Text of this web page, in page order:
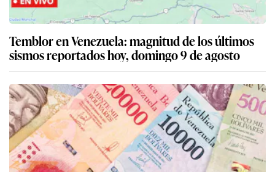
Temblor en Venezuela: magnitud de los últimos
sismos reportados hoy, domingo 9 de agosto